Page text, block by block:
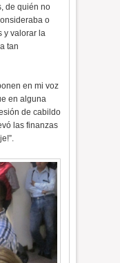
de quién no
o
y valorar la
tan
en mi voz
en alguna
de cabildo
las finanzas